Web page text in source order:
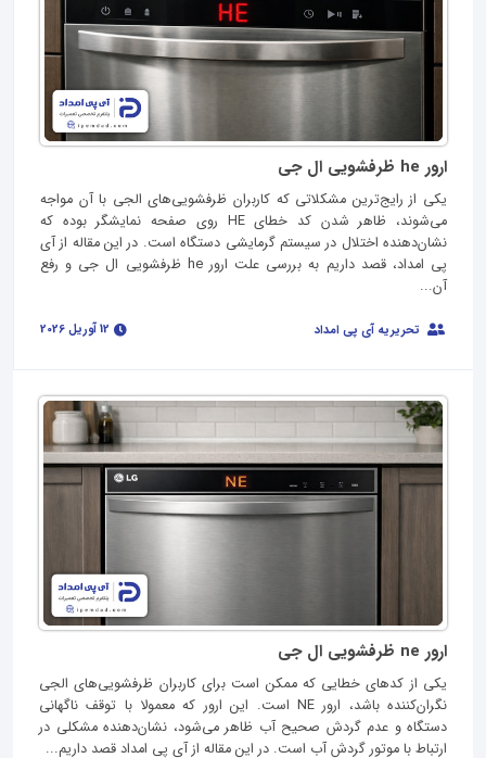
ارور he ظرفشویی ال جی
یکی از رایج‌ترین مشکلاتی که کاربران ظرفشویی‌های الجی با آن مواجه
می‌شوند، ظاهر شدن کد خطای HE روی صفحه نمایشگر بوده که
نشان‌دهنده اختلال در سیستم گرمایشی دستگاه است. در این مقاله از آی
پی امداد، قصد داریم به بررسی علت ارور he ظرفشویی ال جی و رفع
آن...
تحریریه آی پی امداد
ارور ne ظرفشویی ال جی
یکی از کدهای خطایی که ممکن است برای کاربران ظرفشویی‌های الجی
نگران‌کننده باشد، ارور NE است. این ارور که معمولا با توقف ناگهانی
دستگاه و عدم گردش صحیح آب ظاهر می‌شود، نشان‌دهنده مشکلی در
ارتباط با موتور گردش آب است. در این مقاله از آی پی امداد قصد داریم...